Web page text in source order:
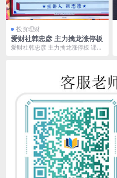
投资理财
爱财社韩忠彦 主力擒龙涨停板
爱财社韩忠彦 主力擒龙涨停板 课程